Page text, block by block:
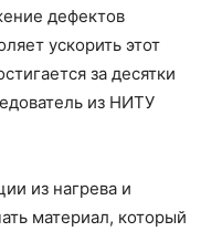
дефектов
ускорить этот
за десятки
из НИТУ
из нагрева и
материал, который